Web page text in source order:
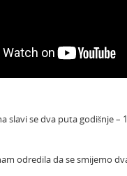
slavi se dva puta godišnje –
odredila da se smijemo